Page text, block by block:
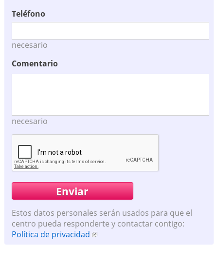
Teléfono
necesario
Comentario
necesario
Estos datos personales serán usados para que el
centro pueda responderte y contactar contigo:
Política de privacidad